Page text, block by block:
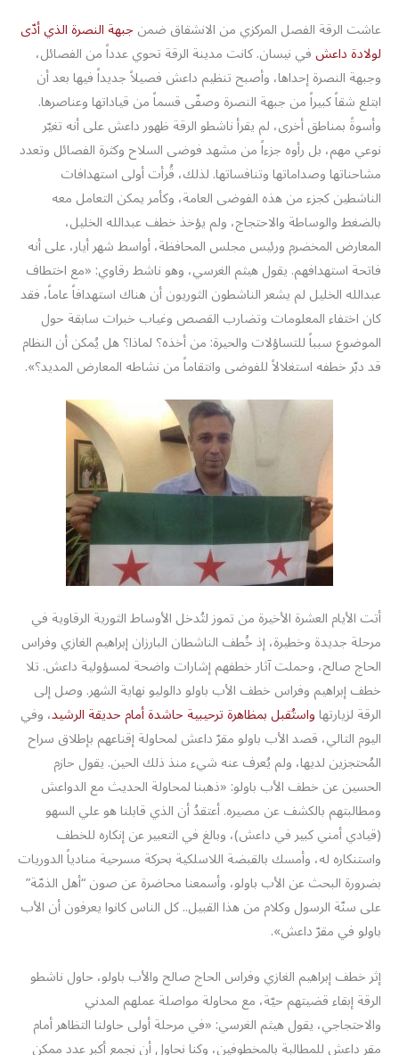
عاشت الرقة الفصل المركزي من الانشقاق ضمنجبهة النصرة الذي أدّى
لولادة داعشفي نيسان. كانت مدينة الرقة تحوي عدداً من الفصائل،
وجبهة النصرة إحداها، وأصبح تنظيم داعش فصيلاً جديداً فيها بعد أن
ابتلع شقاً كبيراً من جبهة النصرة وصفّى قسماً من قياداتها وعناصرها.
وأسوةً بمناطق أخرى، لم يقرأ ناشطو الرقة ظهور داعش على أنه تغيّر
نوعي مهم، بل رأوه جزءاً من مشهد فوضى السلاح وكثرة الفصائل وتعدد
مشاحناتها وصداماتها وتنافساتها. لذلك، قُرأت أولى استهدافات
الناشطين كجزء من هذه الفوضى العامة، وكأمر يمكن التعامل معه
بالضغط والوساطة والاحتجاج، ولم يؤخذ خطف عبدالله الخليل،
المعارض المخضرم ورئيس مجلس المحافظة، أواسط شهر أيار، على أنه
فاتحة استهدافهم. يقول هيثم الغرسي، وهو ناشط رقاوي: «مع اختطاف
عبدالله الخليل لم يشعر الناشطون الثوريون أن هناك استهدافاً عاماً، فقد
كان اختفاء المعلومات وتضارب القصص وغياب خبرات سابقة حول
الموضوع سبباً للتساؤلات والحيرة: من أخذه؟ لماذا؟ هل يُمكن أن النظام
قد دبّر خطفه استغلالاً للفوضى وانتقاماً من نشاطه المعارض المديد؟».
أتت الأيام العشرة الأخيرة من تموز لتُدخل الأوساط الثورية الرقاوية في
مرحلة جديدة وخطيرة، إذ خُطف الناشطان البارزان إبراهيم الغازي وفراس
الحاج صالح، وحملت آثار خطفهم إشارات واضحة لمسؤولية داعش. تلا
خطف إبراهيم وفراس خطف الأب باولو دالوليو نهاية الشهر. وصل إلى
الرقة لزيارتهاواستُقبل بمظاهرة ترحيبية حاشدة أمام حديقة الرشيد، وفي
اليوم التالي، قصد الأب باولو مقرّ داعش لمحاولة إقناعهم بإطلاق سراح
المُحتجزين لديها، ولم يُعرف عنه شيء منذ ذلك الحين. يقول حازم
الحسين عن خطف الأب باولو: «ذهبنا لمحاولة الحديث مع الدواعش
ومطالبتهم بالكشف عن مصيره. أعتقدُ أن الذي قابلنا هو علي السهو
(قيادي أمني كبير في داعش)، وبالغ في التعبير عن إنكاره للخطف
واستنكاره له، وأمسك بالقبضة اللاسلكية بحركة مسرحية منادياً الدوريات
بضرورة البحث عن الأب باولو، وأسمعنا محاضرة عن صون “أهل الذمّة”
على سنّة الرسول وكلام من هذا القبيل.. كل الناس كانوا يعرفون أن الأب
باولو في مقرّ داعش».
إثر خطف إبراهيم الغازي وفراس الحاج صالح والأب باولو، حاول ناشطو
الرقة إبقاء قضيتهم حيّة، مع محاولة مواصلة عملهم المدني
والاحتجاجي، يقول هيثم الغرسي: «في مرحلة أولى حاولنا التظاهر أمام
مقر داعش للمطالبة بالمخطوفين، وكنا نحاول أن نجمع أكبر عدد ممكن